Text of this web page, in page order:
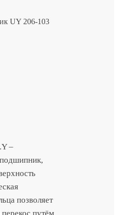
UY 206-103
–
позволяет
путём